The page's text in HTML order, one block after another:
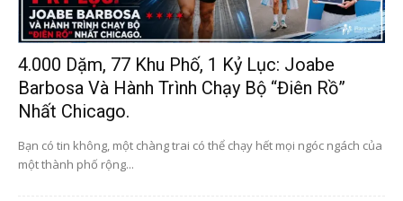
4.000 Dặm, 77 Khu Phố, 1 Kỷ Lục: Joabe
Barbosa Và Hành Trình Chạy Bộ “điên Rồ”
Nhất Chicago.
Bạn có tin không, một chàng trai có thể chạy hết mọi ngóc ngách của
một thành phố rộng...